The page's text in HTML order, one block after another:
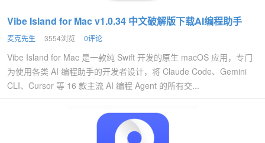
Vibe Island for Mac v1.0.34 中文破解版下载AI编程助手
麦克先生 3554浏览 0评论
Vibe Island for Mac 是一款纯 Swift 开发的原生 macOS 应用，专门
为使用各类 AI 编程助手的开发者设计，将 Claude Code、Gemini
CLI、Cursor 等 16 款主流 AI 编程 Agent 的所有交...